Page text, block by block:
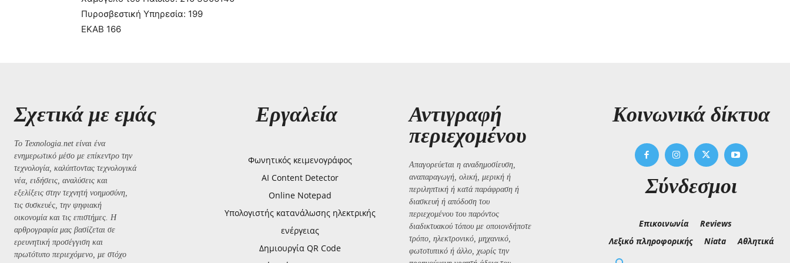
Πυροσβεστική Υπηρεσία: 199
ΕΚΑΒ 166
Σχετικά με εμάς
Το Texnologia.net είναι ένα
ενημερωτικό μέσο με επίκεντρο την
τεχνολογία, καλύπτοντας τεχνολογικά
νέα, ειδήσεις, αναλύσεις και
εξελίξεις στην τεχνητή νοημοσύνη,
τις συσκευές, την ψηφιακή
οικονομία και τις επιστήμες. Η
αρθρογραφία μας βασίζεται σε
ερευνητική προσέγγιση και
πρωτότυπο περιεχόμενο, με στόχο
Εργαλεία
Φωνητικός κειμενογράφος
AI Content Detector
Online Notepad
Υπολογιστής κατανάλωσης ηλεκτρικής
ενέργειας
Δημιουργία QR Code
Αντιγραφή
περιεχομένου
Απαγορεύεται η αναδημοσίευση,
αναπαραγωγή, ολική, μερική ή
περιληπτική ή κατά παράφραση ή
διασκευή ή απόδοση του
περιεχομένου του παρόντος
διαδικτυακού τόπου με οποιονδήποτε
τρόπο, ηλεκτρονικό, μηχανικό,
φωτοτυπικό ή άλλο, χωρίς την
Kοινωνικά δίκτυα
Σύνδεσμοι
Επικοινωνία
Reviews
Λεξικό πληροφορικής
Niata Αθλητικά